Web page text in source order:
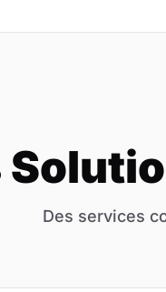
Des services